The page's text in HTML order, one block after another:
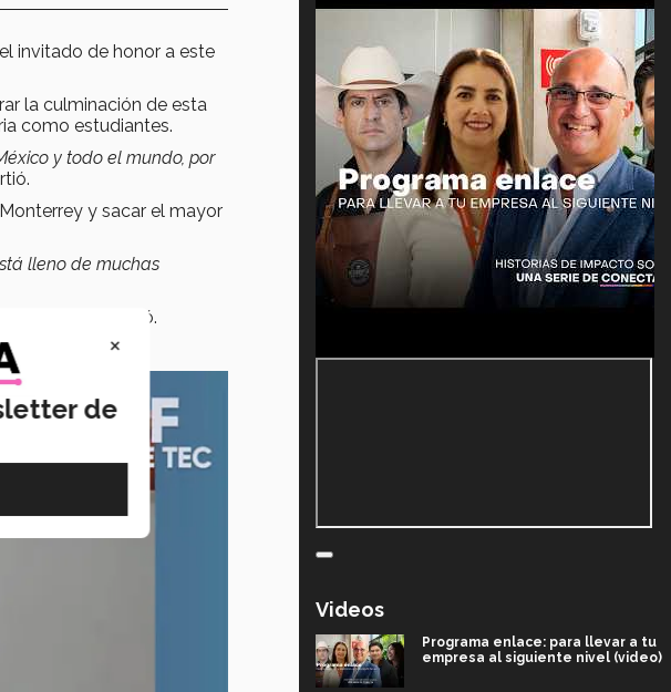
invitado de honor a este
la culminación de esta
como estudiantes.
y todo el mundo, por
y sacar el mayor
lleno de muchas
, expresó.
Videos
Programa enlace: para llevar a tu
empresa al siguiente nivel (video)
×
de